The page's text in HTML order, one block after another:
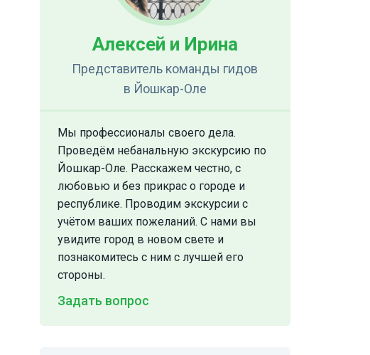
Алексей и Ирина
Представитель команды гидов
в Йошкар-Оле
Мы профессионалы своего дела.
Проведём небанальную экскурсию по
Йошкар-Оле. Расскажем честно, с
любовью и без прикрас о городе и
республике. Проводим экскурсии с
учётом ваших пожеланий. С нами вы
увидите город в новом свете и
познакомитесь с ним с лучшей его
стороны.
Задать вопрос